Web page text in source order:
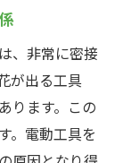
事の火災
特徴
ライン
サポート
、非常に密接
が出る工具
ります。この
。電動工具を